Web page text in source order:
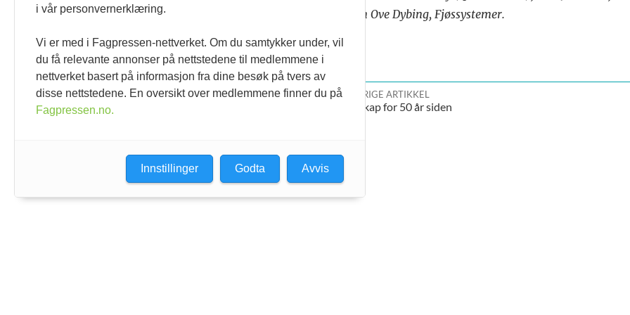
Styre etter avvik
Buskap for 50 år siden
Q-bonden
Animalia
Dagros
Tine
Smått til nytte
og Jan Ove Dybing, Fjøssystemer.
FORRIGE ARTIKKEL
Buskap for 50 år siden
i vår personvernerklæring.
Vi er med i Fagpressen-nettverket. Om du samtykker under, vil
du få relevante annonser på nettstedene til medlemmene i
nettverket basert på informasjon fra dine besøk på tvers av
disse nettstedene. En oversikt over medlemmene finner du på
Fagpressen.no.
Avvis
Godta
Innstillinger